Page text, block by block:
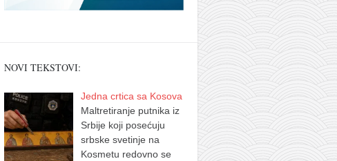
NOVI TEKSTOVI:
Jedna crtica sa Kosova
Maltretiranje putnika iz
Srbije koji posećuju
srbske svetinje na
Kosmetu redovno se